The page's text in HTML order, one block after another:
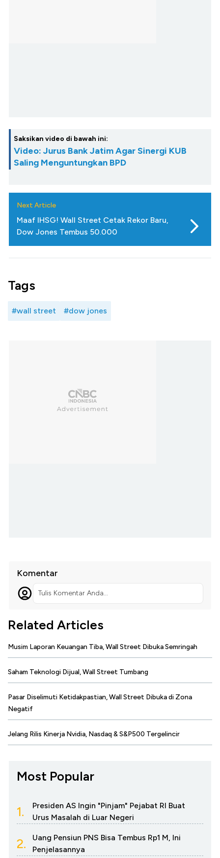
Saksikan video di bawah ini:
Video: Jurus Bank Jatim Agar Sinergi KUB
Saling Menguntungkan BPD
Next Article
Maaf IHSG! Wall Street Cetak Rekor Baru,
Dow Jones Tembus 50.000
Tags
#wall street #dow jones
Komentar
Tulis Komentar Anda...
Related Articles
Musim Laporan Keuangan Tiba, Wall Street Dibuka Semringah
Saham Teknologi Dijual, Wall Street Tumbang
Pasar Diselimuti Ketidakpastian, Wall Street Dibuka di Zona
Negatif
Jelang Rilis Kinerja Nvidia, Nasdaq & S&P500 Tergelincir
Most Popular
1.
Presiden AS Ingin "Pinjam" Pejabat RI Buat
Urus Masalah di Luar Negeri
2.
Uang Pensiun PNS Bisa Tembus Rp1 M, Ini
Penjelasannya